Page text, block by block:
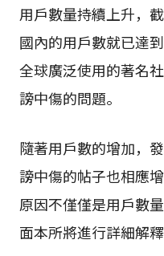
用戶數量持續上升，
國內的用戶數就已達
全球廣泛使用的著名
謗中傷的問題。
隨著用戶數的增加，
謗中傷的帖子也相應
原因不僅僅是用戶數
面本所將進行詳細解釋